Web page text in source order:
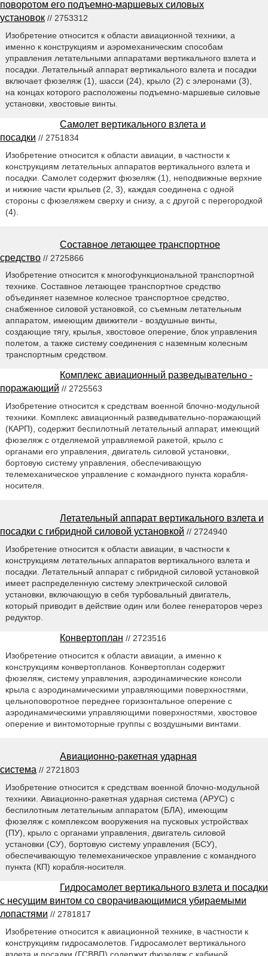
поворотом его подъемно-маршевых силовых
установок // 2753312
Изобретение относится к области авиационной техники, а
именно к конструкциям и аэромеханическим способам
управления летательными аппаратами вертикального взлета и
посадки. Летательный аппарат вертикального взлета и посадки
включает фюзеляж (1), шасси (24), крыло (2) с элеронами (3),
на концах которого расположены подъемно-маршевые силовые
установки, хвостовые винты.
Самолет вертикального взлета и
посадки // 2751834
Изобретение относится к области авиации, в частности к
конструкциям летательных аппаратов вертикального взлета и
посадки. Самолет содержит фюзеляж (1), неподвижные верхние
и нижние части крыльев (2, 3), каждая соединена с одной
стороны с фюзеляжем сверху и снизу, а с другой с перегородкой
(4).
Составное летающее транспортное
средство // 2725866
Изобретение относится к многофункциональной транспортной
технике. Составное летающее транспортное средство
объединяет наземное колесное транспортное средство,
снабженное силовой установкой, со съемным летательным
аппаратом, имеющим движители - воздушные винты,
создающие тягу, крылья, хвостовое оперение, блок управления
полетом, а также систему соединения с наземным колесным
транспортным средством.
Комплекс авиационный разведывательно -
поражающий // 2725563
Изобретение относится к средствам военной блочно-модульной
техники. Комплекс авиационный разведывательно-поражающий
(КАРП), содержит беспилотный летательный аппарат, имеющий
фюзеляж с отделяемой управляемой ракетой, крыло с
органами его управления, двигатель силовой установки,
бортовую систему управления, обеспечивающую
телемеханическое управление с командного пункта корабля-
носителя.
Летательный аппарат вертикального взлета и
посадки с гибридной силовой установкой // 2724940
Изобретение относится к области авиации, в частности к
конструкциям летательных аппаратов вертикального взлета и
посадки. Летательный аппарат с гибридной силовой установкой
имеет распределенную систему электрической силовой
установки, включающую в себя турбовальный двигатель,
который приводит в действие один или более генераторов через
редуктор.
Конвертоплан // 2723516
Изобретение относится к области авиации, а именно к
конструкциям конвертопланов. Конвертоплан содержит
фюзеляж, систему управления, аэродинамические консоли
крыла с аэродинамическими управляющими поверхностями,
цельноповоротное переднее горизонтальное оперение с
аэродинамическими управляющими поверхностями, хвостовое
оперение и винтомоторные группы с воздушными винтами.
Авиационно-ракетная ударная
система // 2721803
Изобретение относится к средствам военной блочно-модульной
техники. Авиационно-ракетная ударная система (АРУС) с
беспилотным летательным аппаратом (БЛА), имеющим
фюзеляж с комплексом вооружения на пусковых устройствах
(ПУ), крыло с органами управления, двигатель силовой
установки (СУ), бортовую систему управления (БСУ),
обеспечивающую телемеханическое управление с командного
пункта (КП) корабля-носителя.
Гидросамолет вертикального взлета и посадки
с несущим винтом со сворачивающимися убираемыми
лопастями // 2781817
Изобретение относится к авиационной технике, в частности к
конструкциям гидросамолетов. Гидросамолет вертикального